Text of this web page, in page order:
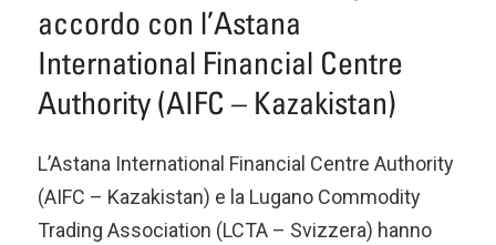
accordo con l’Astana
International Financial Centre
Authority (AIFC – Kazakistan)
L’Astana International Financial Centre Authority
(AIFC – Kazakistan) e la Lugano Commodity
Trading Association (LCTA – Svizzera) hanno